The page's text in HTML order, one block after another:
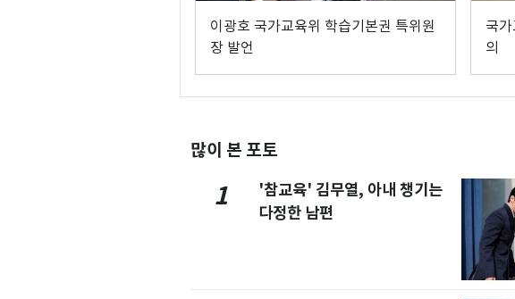
이광호 국가교육위 학습기본권 특위원
장 발언
국
의
많이 본 포토
1
'참교육' 김무열, 아내 챙기는
다정한 남편